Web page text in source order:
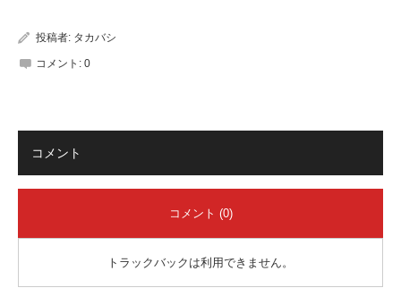
投稿者: タカバシ
コメント: 0
コメント
コメント (0)
トラックバックは利用できません。